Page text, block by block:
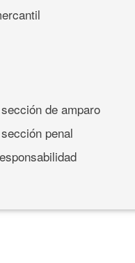
de amparo
penal